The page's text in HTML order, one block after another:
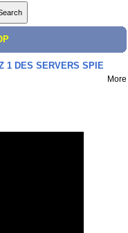
1 DES SERVERS SPIE
More